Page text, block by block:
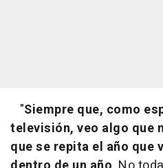
"Siempre que, como
televisión, veo algo que
que se repita el año que